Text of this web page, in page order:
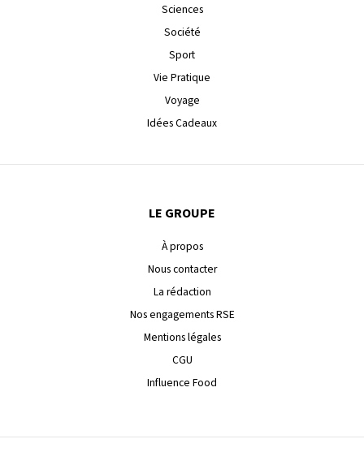
Sciences
Société
Sport
Vie Pratique
Voyage
Idées Cadeaux
LE GROUPE
À propos
Nous contacter
La rédaction
Nos engagements RSE
Mentions légales
CGU
Influence Food